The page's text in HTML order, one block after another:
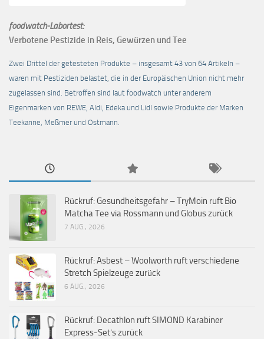
foodwatch-Labortest:
Verbotene Pestizide in Reis, Gewürzen und Tee
Zwei Drittel der getesteten Produkte – insgesamt 43 von 64 Artikeln –
waren mit Pestiziden belastet, die in der Europäischen Union nicht mehr
zugelassen sind. Betroffen sind laut foodwatch unter anderem
Eigenmarken von REWE, Aldi, Edeka und Lidl sowie Produkte der Marken
Teekanne, Meßmer und Ostmann.
Rückruf: Gesundheitsgefahr – TryMoin ruft Bio
Matcha Tee via Rossmann und Globus zurück
7 AUG., 2026
Rückruf: Asbest – Woolworth ruft verschiedene
Stretch Spielzeuge zurück
6 AUG., 2026
Rückruf: Decathlon ruft SIMOND Karabiner
Express-Set’s zurück